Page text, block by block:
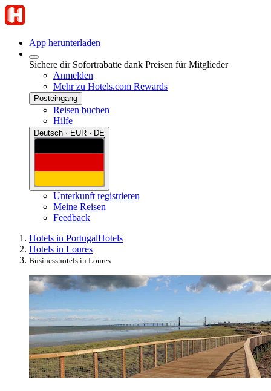
App herunterladen
Sichere dir Sofortrabatte dank Preisen für Mitglieder
Anmelden
Mehr zu Hotels.com Rewards
Posteingang
Reisen buchen
Hilfe
Deutsch · EUR · DE
Unterkunft registrieren
Meine Reisen
Feedback
Hotels in PortugalHotels
Hotels in Loures
Businesshotels in Loures